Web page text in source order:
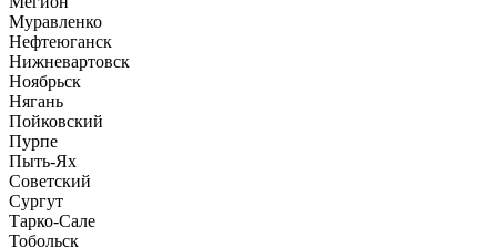
Муравленко
Нефтеюганск
Нижневартовск
Ноябрьск
Нягань
Пойковский
Пурпе
Пыть-Ях
Советский
Сургут
Тарко-Сале
Тобольск